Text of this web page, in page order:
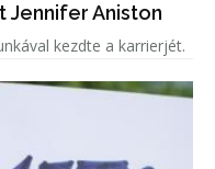
Aniston
kezdte a karrierjét.